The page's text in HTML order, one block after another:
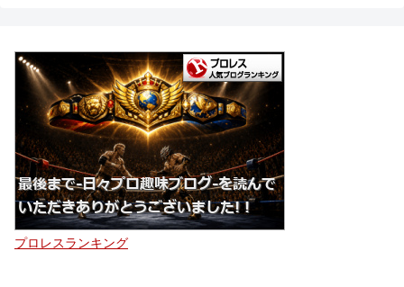
プロレスランキング